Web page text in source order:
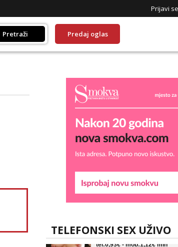
Prijavi se
Pretraži Predaj oglas
TELEFONSKI SEX UŽIVO
Liliana
Tel: 064/677-677 - Kod: #69
tel:0,93€ - mob:1,12€ min
Obavijesti me kada se